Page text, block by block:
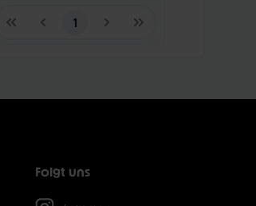
1
Folgt uns